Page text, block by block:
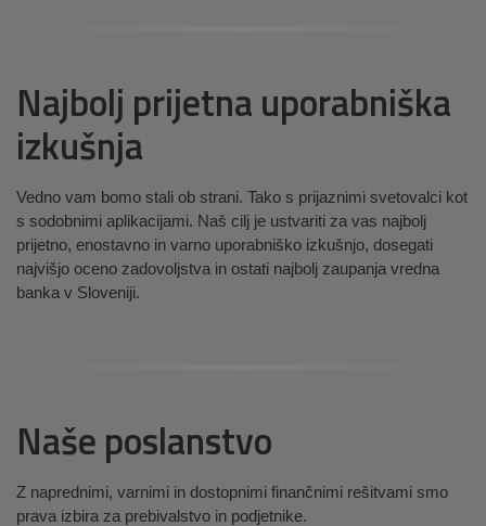
Najbolj prijetna uporabniška
izkušnja
Vedno vam bomo stali ob strani. Tako s prijaznimi svetovalci kot
s sodobnimi aplikacijami. Naš cilj je ustvariti za vas najbolj
prijetno, enostavno in varno uporabniško izkušnjo, dosegati
najvišjo oceno zadovoljstva in ostati najbolj zaupanja vredna
banka v Sloveniji.
Naše poslanstvo
Z naprednimi, varnimi in dostopnimi finančnimi rešitvami smo
prava izbira za prebivalstvo in podjetnike.